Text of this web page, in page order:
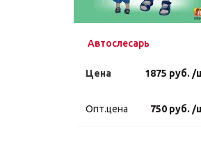
Автослесарь
Цена 1875 руб. /
Опт.цена 750 руб. /